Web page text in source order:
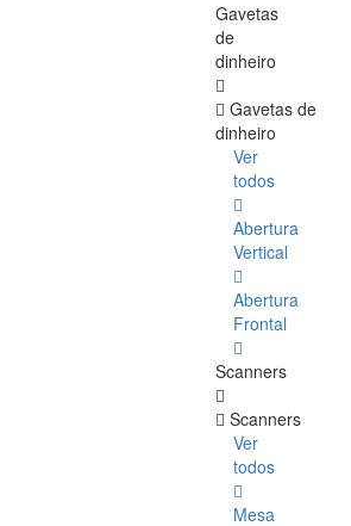
Gavetas
de
dinheiro
Gavetas de
dinheiro
Ver
todos
Abertura
Vertical
Abertura
Frontal
Scanners
Scanners
Ver
todos
Mesa